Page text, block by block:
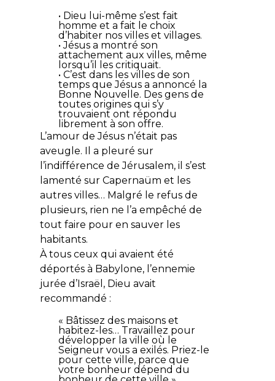
• Dieu lui-même s’est fait
homme et a fait le choix
d’habiter nos villes et villages.
• Jésus a montré son
attachement aux villes, même
lorsqu’il les critiquait.
• C’est dans les villes de son
temps que Jésus a annoncé la
Bonne Nouvelle. Des gens de
toutes origines qui s’y
trouvaient ont répondu
librement à son offre.
L’amour de Jésus n’était pas
aveugle. Il a pleuré sur
l’indifférence de Jérusalem, il s’est
lamenté sur Capernaüm et les
autres villes… Malgré le refus de
plusieurs, rien ne l’a empêché de
tout faire pour en sauver les
habitants.
À tous ceux qui avaient été
déportés à Babylone, l’ennemie
jurée d’Israël, Dieu avait
recommandé :
« Bâtissez des maisons et
habitez-les… Travaillez pour
développer la ville où le
Seigneur vous a exilés. Priez-le
pour cette ville, parce que
votre bonheur dépend du